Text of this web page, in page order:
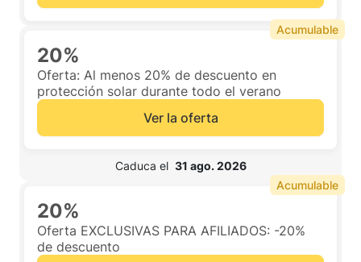
20%
Oferta: Al menos 20% de descuento en
protección solar durante todo el verano
Ver la oferta
Caduca el 31 ago. 2026
Acumulable
20%
Oferta EXCLUSIVAS PARA AFILIADOS: -20%
de descuento
Acumulable